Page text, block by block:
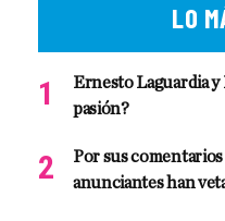
LO
Ernesto Laguardia y
pasión?
Por sus
anunciantes han